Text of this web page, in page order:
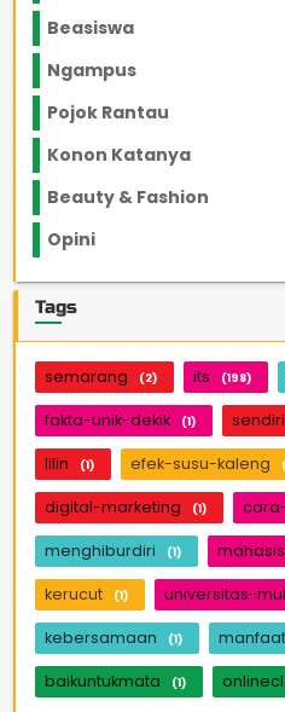
Beasiswa
Ngampus
Pojok Rantau
Konon Katanya
Beauty & Fashion
Opini
Tags
semarang (2) its (198)
fakta-unik-dekik (1) sendiri
lilin (1) efek-susu-kaleng
digital-marketing (1)
menghiburdiri (1)
kerucut (1) universitas-
kebersamaan (1)
baikuntukmata (1)